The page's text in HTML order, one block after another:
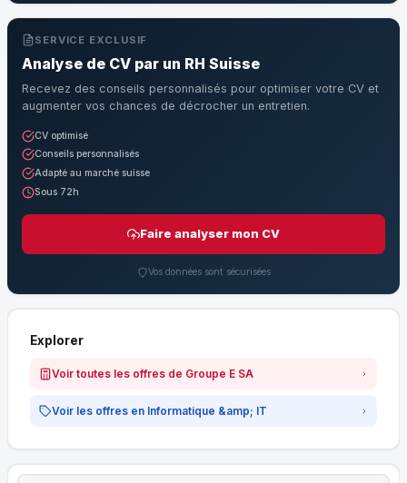
SERVICE EXCLUSIF
Analyse de CV par un RH Suisse
Recevez des conseils personnalisés pour optimiser votre CV et
augmenter vos chances de décrocher un entretien.
CV optimisé
Conseils personnalisés
Adapté au marché suisse
Sous 72h
Faire analyser mon CV
Vos données sont sécurisées
Explorer
Voir toutes les offres de Groupe E SA
Voir les offres en Informatique &amp; IT